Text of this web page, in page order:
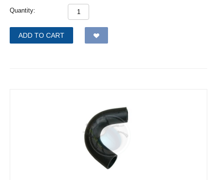
Quantity:
ADD TO CART